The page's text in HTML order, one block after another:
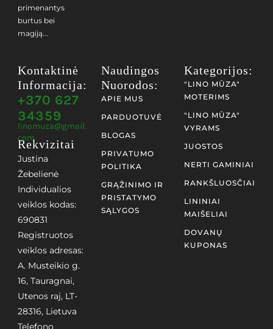
primenantys
burtus bei
magiją...
Kontaktinė
Informacija:
+370 627
34359
linomuza@gmail.
com
Rekvizitai
Justina
Žebelienė
Individualios
veiklos kodas:
690831
Registruotos
veiklos adresas:
A. Musteikio g.
16, Tauragnai,
Utenos raj, LT-
28316, Lietuva
Telefono
Naudingos
Nuorodos:
APIE MUS
PARDUOTUVĖ
BLOGAS
PRIVATUMO
POLITIKA
GRĄŽINIMO IR
PRISTATYMO
SĄLYGOS
Kategorijos:
"LINO MŪZA"
MOTERIMS
"LINO MŪZA"
VYRAMS
JUOSTOS
NERTI GAMINIAI
RANKŠLUOSČIAI
LININIAI
MAIŠELIAI
DOVANŲ
KUPONAS